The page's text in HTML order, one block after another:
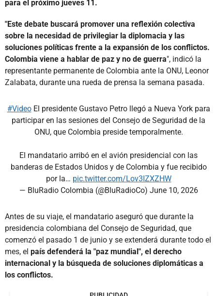
para el próximo jueves 11.
"Este debate buscará promover una reflexión colectiva
sobre la necesidad de privilegiar la diplomacia y las
soluciones políticas frente a la expansión de los conflictos.
Colombia viene a hablar de paz y no de guerra", indicó la
representante permanente de Colombia ante la ONU, Leonor
Zalabata, durante una rueda de prensa la semana pasada.
#VideoEl presidente Gustavo Petro llegó a Nueva York para
participar en las sesiones del Consejo de Seguridad de la
ONU, que Colombia preside temporalmente.
El mandatario arribó en el avión presidencial con las
banderas de Estados Unidos y de Colombia y fue recibido
por la… pic.twitter.com/Lov3IZXZHW
— BluRadio Colombia (@BluRadioCo) June 10, 2026
Antes de su viaje, el mandatario aseguró que durante la
presidencia colombiana del Consejo de Seguridad, que
comenzó el pasado 1 de junio y se extenderá durante todo el
mes, el país defenderá la "paz mundial", el derecho
internacional y la búsqueda de soluciones diplomáticas a
los conflictos.